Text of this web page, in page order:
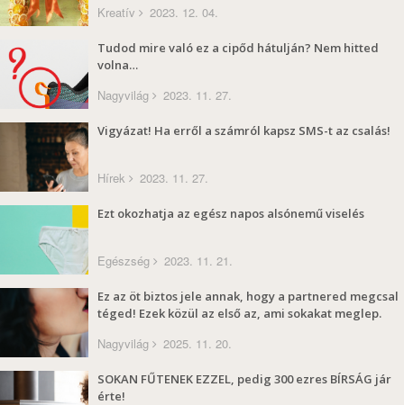
Kreatív 2023. 12. 04.
Tudod mire való ez a cipőd hátulján? Nem hitted
volna…
Nagyvilág 2023. 11. 27.
Vigyázat! Ha erről a számról kapsz SMS-t az csalás!
Hírek 2023. 11. 27.
Ezt okozhatja az egész napos alsónemű viselés
Egészség 2023. 11. 21.
Ez az öt biztos jele annak, hogy a partnered megcsal
téged! Ezek közül az első az, ami sokakat meglep.
Nagyvilág 2025. 11. 20.
SOKAN FŰTENEK EZZEL, pedig 300 ezres BÍRSÁG jár
érte!